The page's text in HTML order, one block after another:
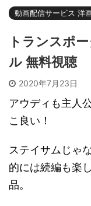
動画配信サービス 洋
トランスポ
ル 無料視聴
2020年7月23日
アウディも主人
こ良い！
ステイサムじゃ
的には続編も楽
品。